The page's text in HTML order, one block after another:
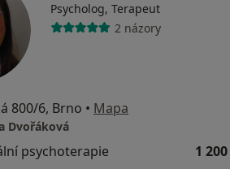
Psycholog, Terapeut
2 názory
800/6, Brno • Mapa
Dvořáková
psychoterapie 1